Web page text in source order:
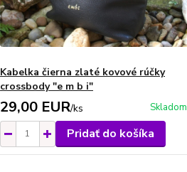
Kabelka čierna zlaté kovové rúčky
crossbody "e m b i"
29,00 EUR/ks Skladom
Pridať do košíka